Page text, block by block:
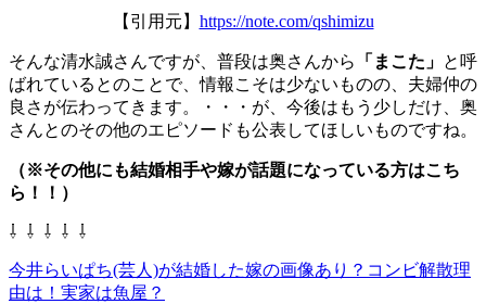
【引用元】 https://note.com/qshimizu
そんな清水誠さんですが、普段は奥さんから 「まこた」 と呼
ばれているとのことで、情報こそは少ないものの、夫婦仲の
良さが伝わってきます。・・・が、今後はもう少しだけ、奥
さんとのその他のエピソードも公表してほしいものですね。
（※その他にも結婚相手や嫁が話題になっている方はこち
ら！！）
⇩ ⇩ ⇩ ⇩ ⇩
今井らいぱち(芸人)が結婚した嫁の画像あり？コンビ解散理
由は！実家は魚屋？